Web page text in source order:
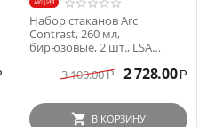
AКЦИЯ
Набор стаканов Arc
Contrast, 260 мл,
бирюзовые, 2 шт., LSA
3 100.00 Р 2 728.00 Р
В КОРЗИНУ